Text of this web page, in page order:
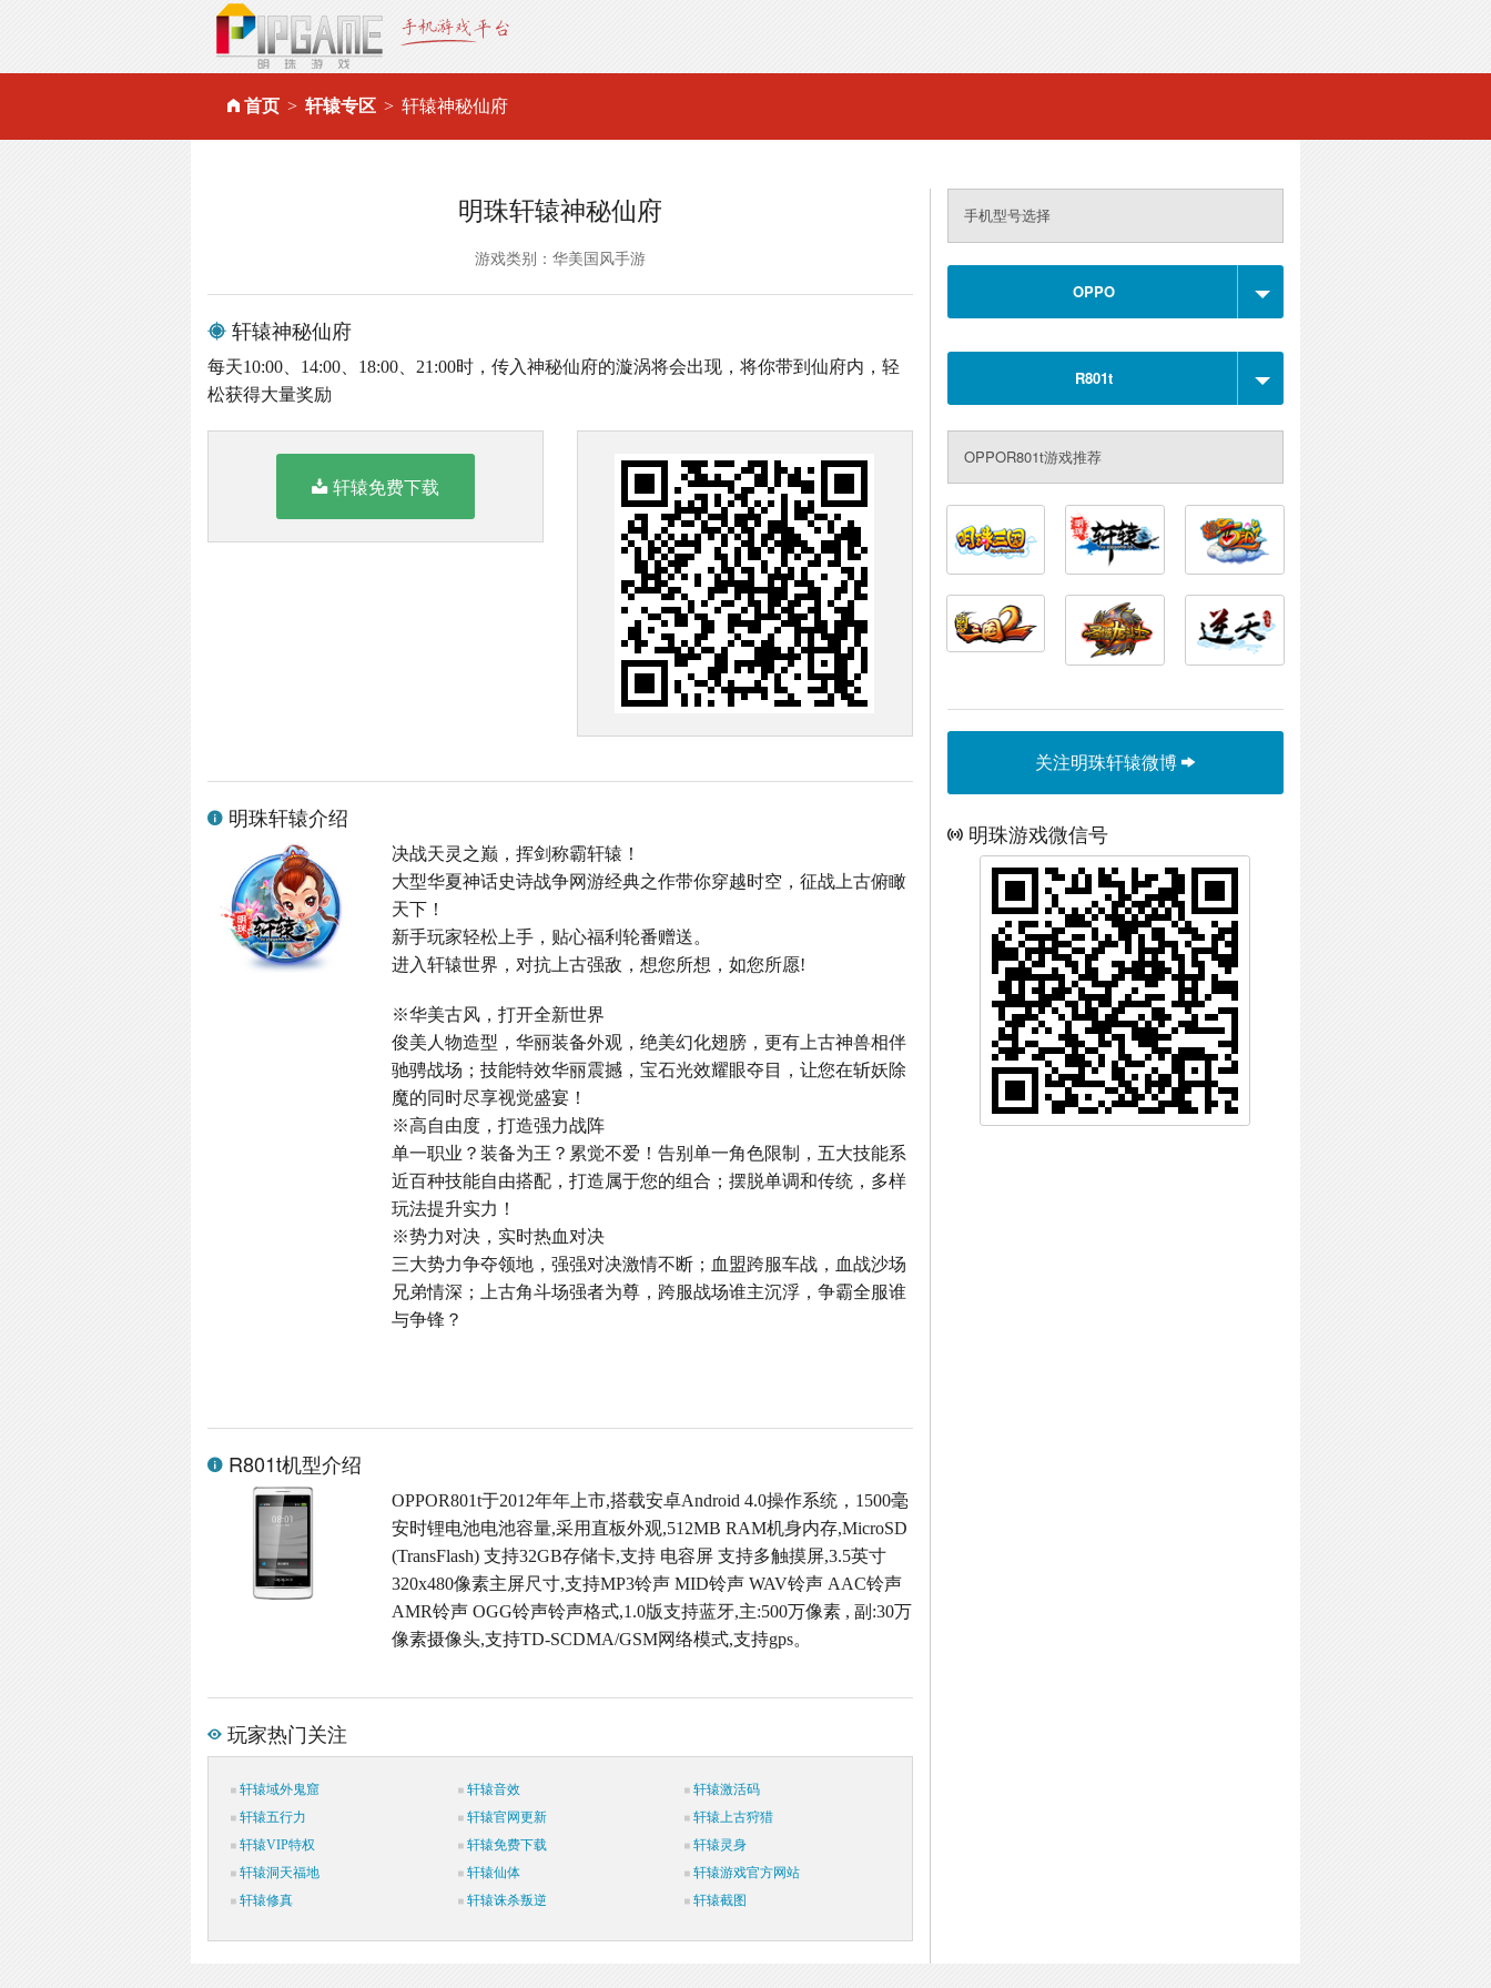
首页 轩辕专区 轩辕神秘仙府
明珠轩辕神秘仙府
游戏类别：华美国风手游
轩辕神秘仙府
每天10:00、14:00、18:00、21:00时，传入神秘仙府的漩涡将会出现，将你带到仙府内，轻
松获得大量奖励
轩辕免费下载
明珠轩辕介绍
决战天灵之巅，挥剑称霸轩辕！
大型华夏神话史诗战争网游经典之作带你穿越时空，征战上古俯瞰
天下！
新手玩家轻松上手，贴心福利轮番赠送。
进入轩辕世界，对抗上古强敌，想您所想，如您所愿!
※华美古风，打开全新世界
俊美人物造型，华丽装备外观，绝美幻化翅膀，更有上古神兽相伴
驰骋战场；技能特效华丽震撼，宝石光效耀眼夺目，让您在斩妖除
魔的同时尽享视觉盛宴！
※高自由度，打造强力战阵
单一职业？装备为王？累觉不爱！告别单一角色限制，五大技能系
近百种技能自由搭配，打造属于您的组合；摆脱单调和传统，多样
玩法提升实力！
※势力对决，实时热血对决
三大势力争夺领地，强强对决激情不断；血盟跨服车战，血战沙场
兄弟情深；上古角斗场强者为尊，跨服战场谁主沉浮，争霸全服谁
与争锋？
R801t机型介绍
OPPOR801t于2012年年上市,搭载安卓Android 4.0操作系统，1500毫
安时锂电池电池容量,采用直板外观,512MB RAM机身内存,MicroSD
(TransFlash) 支持32GB存储卡,支持 电容屏 支持多触摸屏,3.5英寸
320x480像素主屏尺寸,支持MP3铃声 MID铃声 WAV铃声 AAC铃声
AMR铃声 OGG铃声铃声格式,1.0版支持蓝牙,主:500万像素 , 副:30万
像素摄像头,支持TD-SCDMA/GSM网络模式,支持gps。
玩家热门关注
轩辕域外鬼窟 轩辕音效
轩辕激活码
轩辕五行力
轩辕官网更新
轩辕上古狩猎
轩辕VIP特权
轩辕免费下载
轩辕灵身
轩辕洞天福地
轩辕仙体
轩辕游戏官方网站
轩辕修真
轩辕诛杀叛逆 轩辕截图
手机型号选择
OPPO
R801t
OPPOR801t游戏推荐
关注明珠轩辕微博
明珠游戏微信号